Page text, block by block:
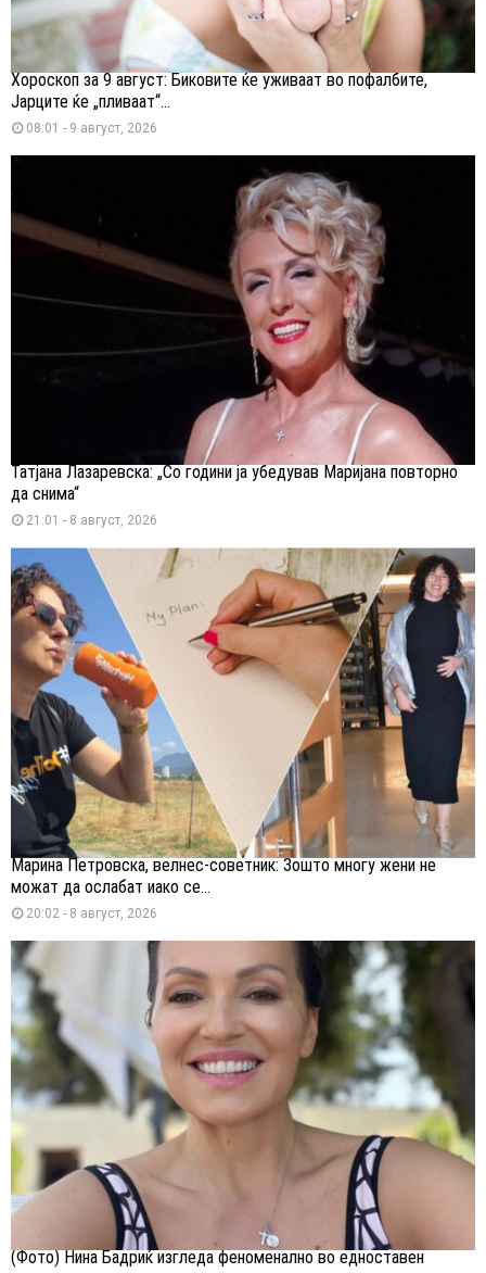
Хороскоп за 9 август: Биковите ќе уживаат во пофалбите,
Јарците ќе „пливаат“...
08:01 - 9 август, 2026
Татјана Лазаревска: „Со години ја убедував Маријана повторно
да снима“
21:01 - 8 август, 2026
Марина Петровска, велнес-советник: Зошто многу жени не
можат да ослабат иако се...
20:02 - 8 август, 2026
(Фото) Нина Бадриќ изгледа феноменално во едноставен